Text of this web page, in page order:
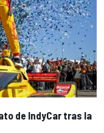
de IndyCar tras la